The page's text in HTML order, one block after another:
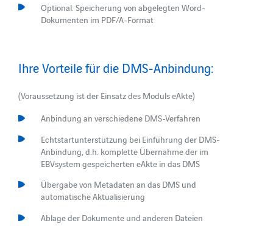
Optional: Speicherung von abgelegten Word-
Dokumenten im PDF/A-Format
Ihre Vorteile für die DMS-Anbindung:
(Voraussetzung ist der Einsatz des Moduls eAkte)
Anbindung an verschiedene DMS-Verfahren
Echtstartunterstützung bei Einführung der DMS-
Anbindung, d.h. komplette Übernahme der im
EBVsystem gespeicherten eAkte in das DMS
Übergabe von Metadaten an das DMS und
automatische Aktualisierung
Ablage der Dokumente und anderen Dateien